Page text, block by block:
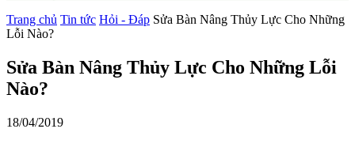
Trang chủ Tin tức Hỏi - Đáp Sửa Bàn Nâng Thủy Lực Cho Những
Lỗi Nào?
Sửa Bàn Nâng Thủy Lực Cho Những Lỗi
Nào?
18/04/2019